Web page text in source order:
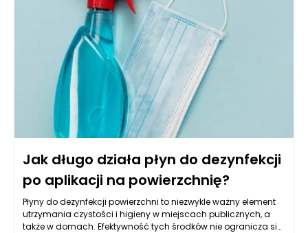
Jak długo działa płyn do dezynfekcji
po aplikacji na powierzchnię?
Płyny do dezynfekcji powierzchni to niezwykle ważny element
utrzymania czystości i higieny w miejscach publicznych, a
także w domach. Efektywność tych środków nie ogranicza się